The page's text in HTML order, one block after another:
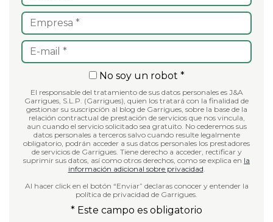
No soy un robot *
El responsable del tratamiento de sus datos personales es J&A
Garrigues, S.L.P. (Garrigues), quien los tratará con la finalidad de
gestionar su suscripción al blog de Garrigues, sobre la base de la
relación contractual de prestación de servicios que nos vincula,
aun cuando el servicio solicitado sea gratuito. No cederemos sus
datos personales a terceros salvo cuando resulte legalmente
obligatorio, podrán acceder a sus datos personales los prestadores
de servicios de Garrigues. Tiene derecho a acceder, rectificar y
suprimir sus datos, así como otros derechos, como se explica en la
información adicional sobre privacidad
Al hacer click en el botón “Enviar” declaras conocer y entender la
política de privacidad de Garrigues.
* Este campo es obligatorio